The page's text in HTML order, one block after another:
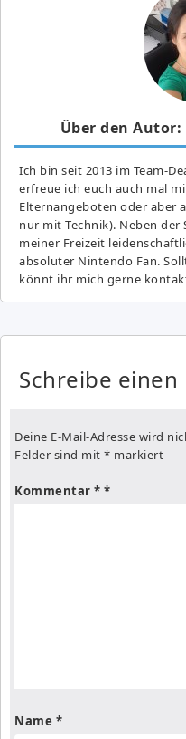
Über den
Ich bin seit 2013 im Team-
erfreue ich euch auch mal
Elternangeboten oder aber
nur mit Technik). Neben der
meiner Freizeit
absoluter Nintendo Fan.
könnt ihr mich gerne
Schreibe
Deine E-Mail-Adresse wird
Felder sind mit * markiert
Kommentar *
Name *